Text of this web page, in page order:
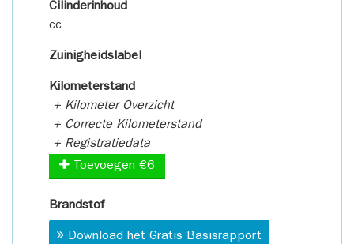
Cilinderinhoud
cc
Zuinigheidslabel
Kilometerstand
+ Kilometer Overzicht
+ Correcte Kilometerstand
+ Registratiedata
Toevoegen €6
Brandstof
Download het Gratis Basisrapport